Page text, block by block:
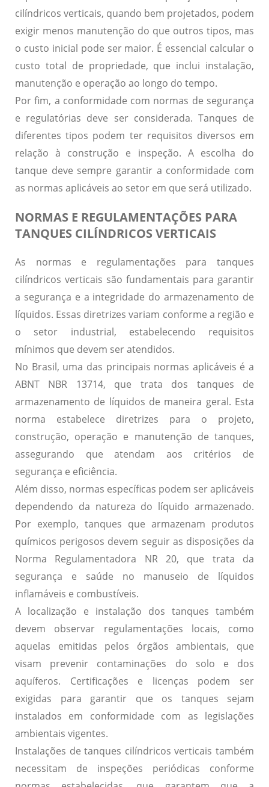
cilíndricos verticais, quando bem projetados, podem
exigir menos manutenção do que outros tipos, mas
o custo inicial pode ser maior. É essencial calcular o
custo total de propriedade, que inclui instalação,
manutenção e operação ao longo do tempo.
Por fim, a conformidade com normas de segurança
e regulatórias deve ser considerada. Tanques de
diferentes tipos podem ter requisitos diversos em
relação à construção e inspeção. A escolha do
tanque deve sempre garantir a conformidade com
as normas aplicáveis ao setor em que será utilizado.
NORMAS E REGULAMENTAÇÕES PARA
TANQUES CILÍNDRICOS VERTICAIS
As normas e regulamentações para tanques
cilíndricos verticais são fundamentais para garantir
a segurança e a integridade do armazenamento de
líquidos. Essas diretrizes variam conforme a região e
o setor industrial, estabelecendo requisitos
mínimos que devem ser atendidos.
No Brasil, uma das principais normas aplicáveis é a
ABNT NBR 13714, que trata dos tanques de
armazenamento de líquidos de maneira geral. Esta
norma estabelece diretrizes para o projeto,
construção, operação e manutenção de tanques,
assegurando que atendam aos critérios de
segurança e eficiência.
Além disso, normas específicas podem ser aplicáveis
dependendo da natureza do líquido armazenado.
Por exemplo, tanques que armazenam produtos
químicos perigosos devem seguir as disposições da
Norma Regulamentadora NR 20, que trata da
segurança e saúde no manuseio de líquidos
inflamáveis e combustíveis.
A localização e instalação dos tanques também
devem observar regulamentações locais, como
aquelas emitidas pelos órgãos ambientais, que
visam prevenir contaminações do solo e dos
aquíferos. Certificações e licenças podem ser
exigidas para garantir que os tanques sejam
instalados em conformidade com as legislações
ambientais vigentes.
Instalações de tanques cilíndricos verticais também
necessitam de inspeções periódicas conforme